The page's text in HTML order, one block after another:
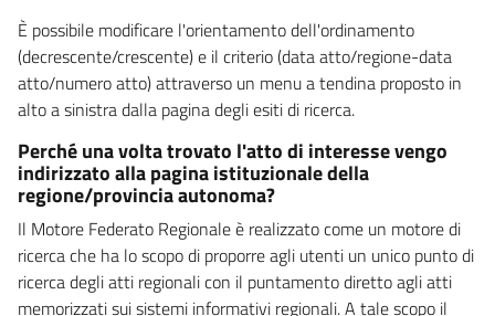
È possibile modificare l'orientamento dell'ordinamento
(decrescente/crescente) e il criterio (data atto/regione-data
atto/numero atto) attraverso un menu a tendina proposto in
alto a sinistra dalla pagina degli esiti di ricerca.
Perché una volta trovato l'atto di interesse vengo
indirizzato alla pagina istituzionale della
regione/provincia autonoma?
Il Motore Federato Regionale è realizzato come un motore di
ricerca che ha lo scopo di proporre agli utenti un unico punto di
ricerca degli atti regionali con il puntamento diretto agli atti
memorizzati sui sistemi informativi regionali. A tale scopo il